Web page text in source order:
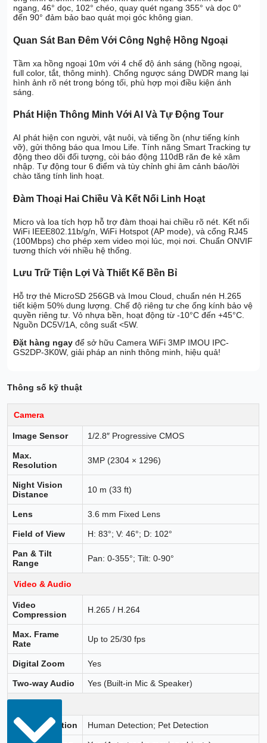
ngang, 46° dọc, 102° chéo, quay quét ngang 355° và dọc 0°
đến 90° đảm bảo bao quát mọi góc không gian.
Quan Sát Ban Đêm Với Công Nghệ Hồng Ngoại
Tầm xa hồng ngoại 10m với 4 chế độ ánh sáng (hồng ngoại,
full color, tắt, thông minh). Chống ngược sáng DWDR mang lại
hình ảnh rõ nét trong bóng tối, phù hợp mọi điều kiện ánh
sáng.
Phát Hiện Thông Minh Với AI Và Tự Động Tour
AI phát hiện con người, vật nuôi, và tiếng ồn (như tiếng kính
vỡ), gửi thông báo qua Imou Life. Tính năng Smart Tracking tự
động theo dõi đối tượng, còi báo động 110dB răn đe kẻ xâm
nhập. Tự động tour 6 điểm và tùy chỉnh ghi âm cảnh báo/lời
chào tăng tính linh hoạt.
Đàm Thoại Hai Chiều Và Kết Nối Linh Hoạt
Micro và loa tích hợp hỗ trợ đàm thoại hai chiều rõ nét. Kết nối
WiFi IEEE802.11b/g/n, WiFi Hotspot (AP mode), và cổng RJ45
(100Mbps) cho phép xem video mọi lúc, mọi nơi. Chuẩn ONVIF
tương thích với nhiều hệ thống.
Lưu Trữ Tiện Lợi Và Thiết Kế Bền Bỉ
Hỗ trợ thẻ MicroSD 256GB và Imou Cloud, chuẩn nén H.265
tiết kiệm 50% dung lượng. Chế độ riêng tư che ống kính bảo vệ
quyền riêng tư. Vỏ nhựa bền, hoạt động từ -10°C đến +45°C.
Nguồn DC5V/1A, công suất <5W.
Đặt hàng ngay để sở hữu Camera WiFi 3MP IMOU IPC-
GS2DP-3K0W, giải pháp an ninh thông minh, hiệu quả!
Thông số kỹ thuật
Camera
Image Sensor 1/2.8″ Progressive CMOS
Max.
Resolution
3MP (2304 × 1296)
Night Vision
Distance
10 m (33 ft)
Lens 3.6 mm Fixed Lens
Field of View H: 83°; V: 46°; D: 102°
Pan & Tilt
Range
Pan: 0-355°; Tilt: 0-90°
Video & Audio
Video
Compression
H.265 / H.264
Max. Frame
Rate
Up to 25/30 fps
Digital Zoom Yes
Two-way Audio Yes (Built-in Mic & Speaker)
Smart Detection Human Detection; Pet Detection